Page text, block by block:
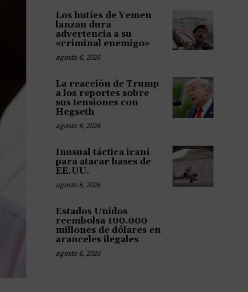
Los hutíes de Yemen
lanzan dura
advertencia a su
«criminal enemigo»
agosto 6, 2026
La reacción de Trump
a los reportes sobre
sus tensiones con
Hegseth
agosto 6, 2026
Inusual táctica iraní
para atacar bases de
EE.UU.
agosto 6, 2026
Estados Unidos
reembolsa 100.000
millones de dólares en
aranceles ilegales
agosto 6, 2026